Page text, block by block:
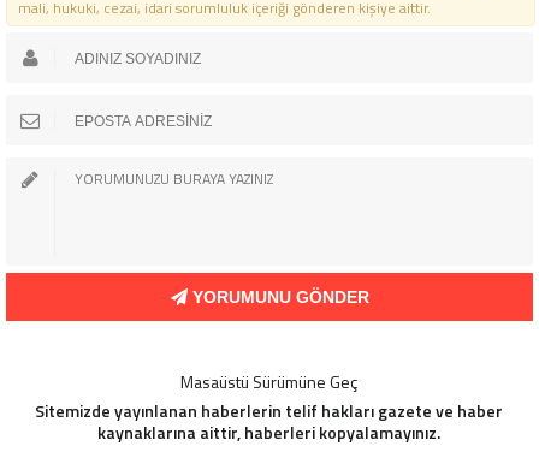
mali, hukuki, cezai, idari sorumluluk içeriği gönderen kişiye aittir.
YORUMUNU GÖNDER
Masaüstü Sürümüne Geç
Sitemizde yayınlanan haberlerin telif hakları gazete ve haber
kaynaklarına aittir, haberleri kopyalamayınız.